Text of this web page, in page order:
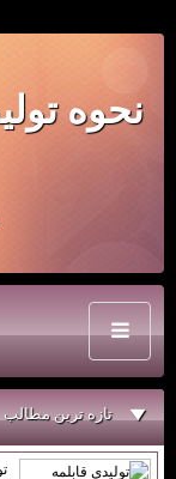
نحوه
تازه ترين مطالب